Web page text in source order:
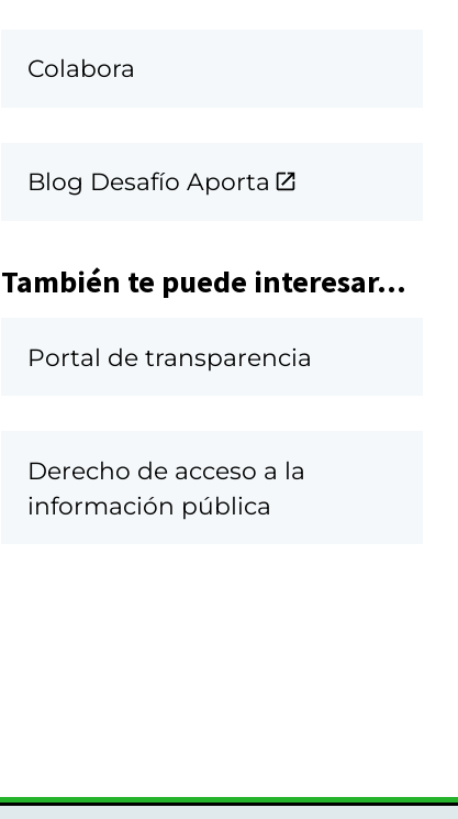
Colabora
Blog Desafío Aporta
También te puede interesar...
Portal de transparencia
Derecho de acceso a la
información pública